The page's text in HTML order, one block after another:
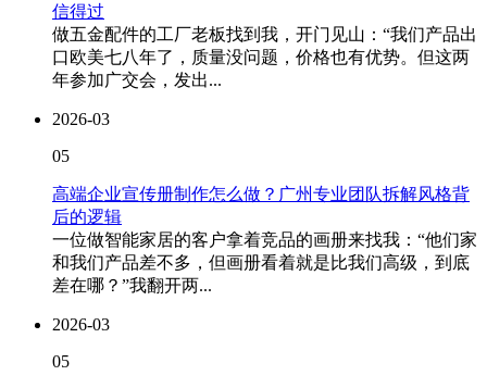
信得过
做五金配件的工厂老板找到我，开门见山：“我们产品出
口欧美七八年了，质量没问题，价格也有优势。但这两
年参加广交会，发出...
2026-03
05
高端企业宣传册制作怎么做？广州专业团队拆解风格背
后的逻辑
一位做智能家居的客户拿着竞品的画册来找我：“他们家
和我们产品差不多，但画册看着就是比我们高级，到底
差在哪？”我翻开两...
2026-03
05